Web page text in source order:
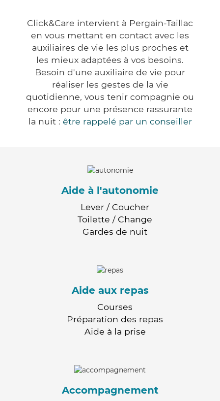
Click&Care intervient à Pergain-Taillac
en vous mettant en contact avec les
auxiliaires de vie les plus proches et
les mieux adaptées à vos besoins.
Besoin d'une auxiliaire de vie pour
réaliser les gestes de la vie
quotidienne, vous tenir compagnie ou
encore pour une présence rassurante
la nuit : être rappelé par un conseiller
Aide à l'autonomie
Lever / Coucher
Toilette / Change
Gardes de nuit
Aide aux repas
Courses
Préparation des repas
Aide à la prise
Accompagnement